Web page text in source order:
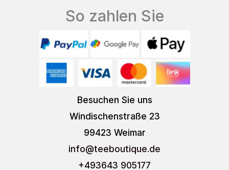
So zahlen Sie
Besuchen Sie uns
Windischenstraße 23
99423 Weimar
info@teeboutique.de
+493643 905177